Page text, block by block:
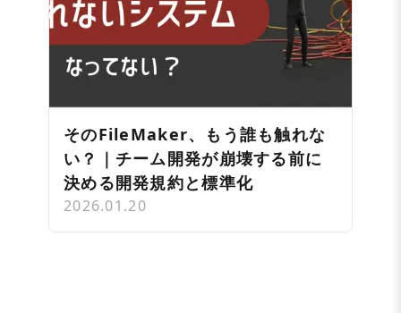
そのFileMaker、もう誰も触れな
い？｜チーム開発が崩壊する前に
決める開発規約と標準化
2026.01.20